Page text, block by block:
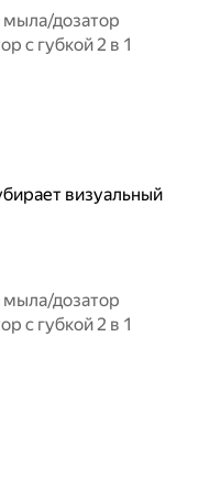
дозатор
с губкой 2 в 1
визуальный
дозатор
с губкой 2 в 1